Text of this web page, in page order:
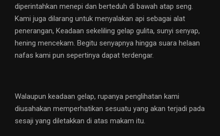
diperintahkan menepi dan berteduh di bawah atap seng.
Kami juga dilarang untuk menyalakan api sebagai alat
penerangan, Keadaan sekeliling gelap gulita, sunyi senyap,
hening mencekam. Begitu senyapnya hingga suara helaan
nafas kami pun sepertinya dapat terdengar.
Walaupun keadaan gelap, rupanya penglihatan kami
diusahakan memperhatikan sesuatu yang akan terjadi pada
sesaji yang diletakkan di atas makam itu.